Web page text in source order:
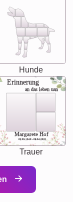
Hunde
Erinnerung
an das leben uan
Margarete Hof
02.05.1940 - 08.04.2021
Trauer